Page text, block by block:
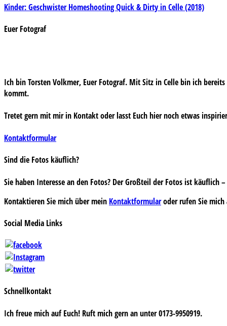
Beitragsnavigation
Kinder: Geschwister Homeshooting Quick & Dirty in Celle (2018)
Euer Fotograf
Ich bin Torsten Volkmer, Euer Fotograf. Mit Sitz in Celle bin ich
kommt.
Tretet gern mit mir in Kontakt oder lasst Euch hier noch etwas
Kontaktformular
Sind die Fotos käuflich?
Sie haben Interesse an den Fotos? Der Großteil der Fotos ist
Kontaktieren Sie mich über mein Kontaktformularoder rufen Sie mich
Social Media Links
Schnellkontakt
Ich freue mich auf Euch! Ruft mich gern an unter 0173-9950919.